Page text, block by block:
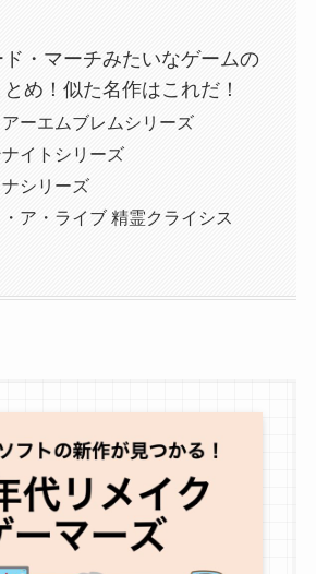
ド・マーチみたいなゲームの
め！似た名作はこれだ！
ーエムブレムシリーズ
イトシリーズ
シリーズ
ア・ライブ 精霊クライシス